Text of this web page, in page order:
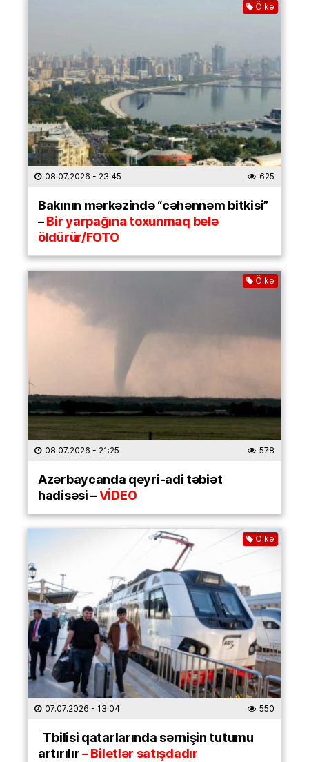
Ölkə
08.07.2026 - 23:45 625
Bakının mərkəzində “cəhənnəm bitkisi”
–Bir yarpağına toxunmaq belə
öldürür/FOTO
Ölkə
08.07.2026 - 21:25 578
Azərbaycanda qeyri-adi təbiət
hadisəsi –VİDEO
Ölkə
07.07.2026 - 13:04 550
Tbilisi qatarlarında sərnişin tutumu
artırılır– Biletlər satışdadır